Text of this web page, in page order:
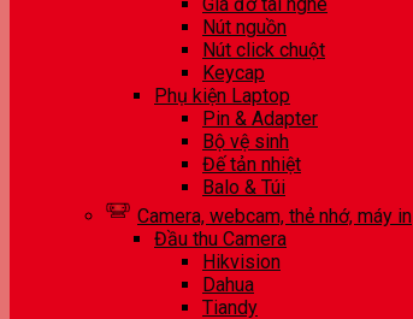
Nút nguồn
Nút click chuột
Keycap
Phụ kiện Laptop
Pin & Adapter
Bộ vệ sinh
Đế tản nhiệt
Balo & Túi
Camera, webcam, thẻ nhớ, máy in
Đầu thu Camera
Hikvision
Dahua
Tiandy